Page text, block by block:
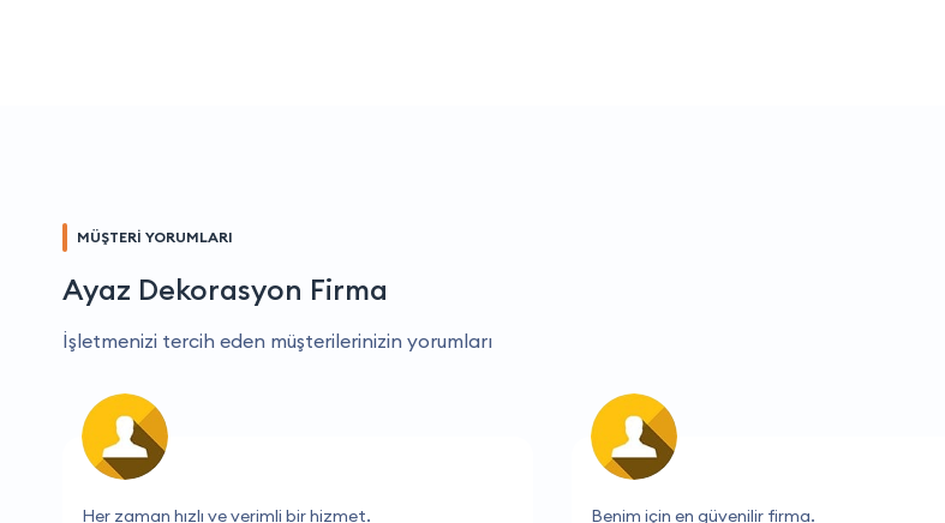
MÜŞTERİ YORUMLARI
Ayaz Dekorasyon Firma
İşletmenizi tercih eden müşterilerinizin yorumları
Benim için en güvenilir firma. Hiçbir sorun yaşamadım, harika